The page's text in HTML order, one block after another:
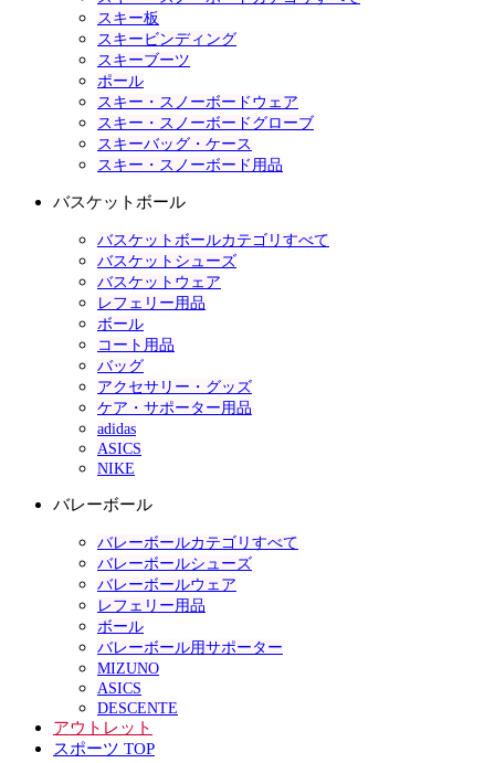
スキー板
スキービンディング
スキーブーツ
ポール
スキー・スノーボードウェア
スキー・スノーボードグローブ
スキーバッグ・ケース
スキー・スノーボード用品
バスケットボール
バスケットボールカテゴリすべて
バスケットシューズ
バスケットウェア
レフェリー用品
ボール
コート用品
バッグ
アクセサリー・グッズ
ケア・サポーター用品
adidas
ASICS
NIKE
バレーボール
バレーボールカテゴリすべて
バレーボールシューズ
バレーボールウェア
レフェリー用品
ボール
バレーボール用サポーター
MIZUNO
ASICS
DESCENTE
アウトレット
スポーツ TOP